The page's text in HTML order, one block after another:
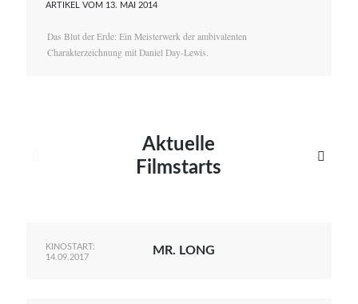
ARTIKEL VOM 13. MAI 2014
Das Blut der Erde: Ein Meisterwerk der ambivalenten
Charakterzeichnung mit Daniel Day-Lewis.
Aktuelle
Filmstarts

KINOSTART:
14.09.2017
MR. LONG